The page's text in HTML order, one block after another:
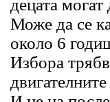
децата
Може да се
около 6
Избора